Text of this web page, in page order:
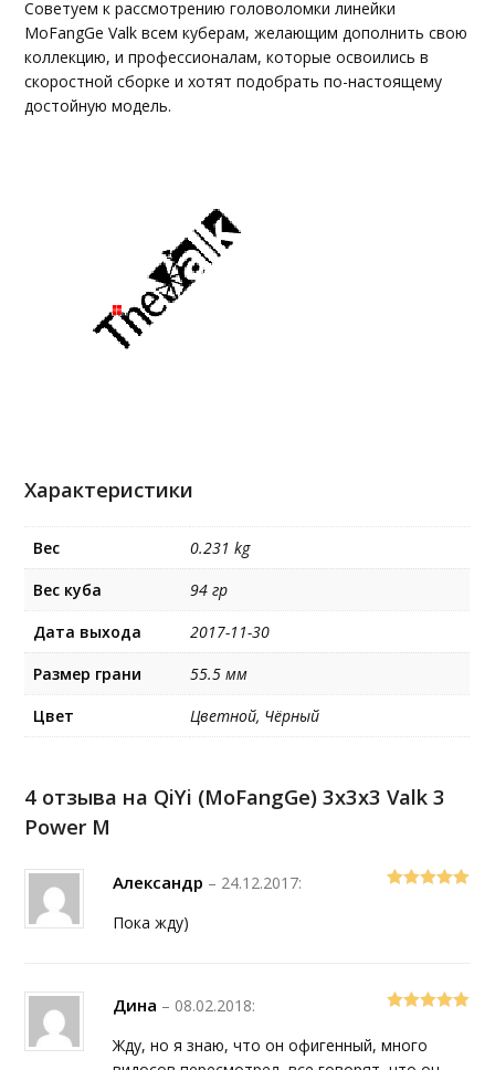
Советуем к рассмотрению головоломки линейки
MoFangGe Valk всем куберам, желающим дополнить свою
коллекцию, и профессионалам, которые освоились в
скоростной сборке и хотят подобрать по-настоящему
достойную модель.
Характеристики
Вес
0.231 kg
Вес куба
94 гр
Дата выхода
2017-11-30
Размер грани
55.5 мм
Цвет
Цветной, Чёрный
4 отзыва на QiYi (MoFangGe) 3x3x3 Valk 3
Power M
Александр – 24.12.2017:
Пока жду)
Дина – 08.02.2018:
Жду, но я знаю, что он офигенный, много